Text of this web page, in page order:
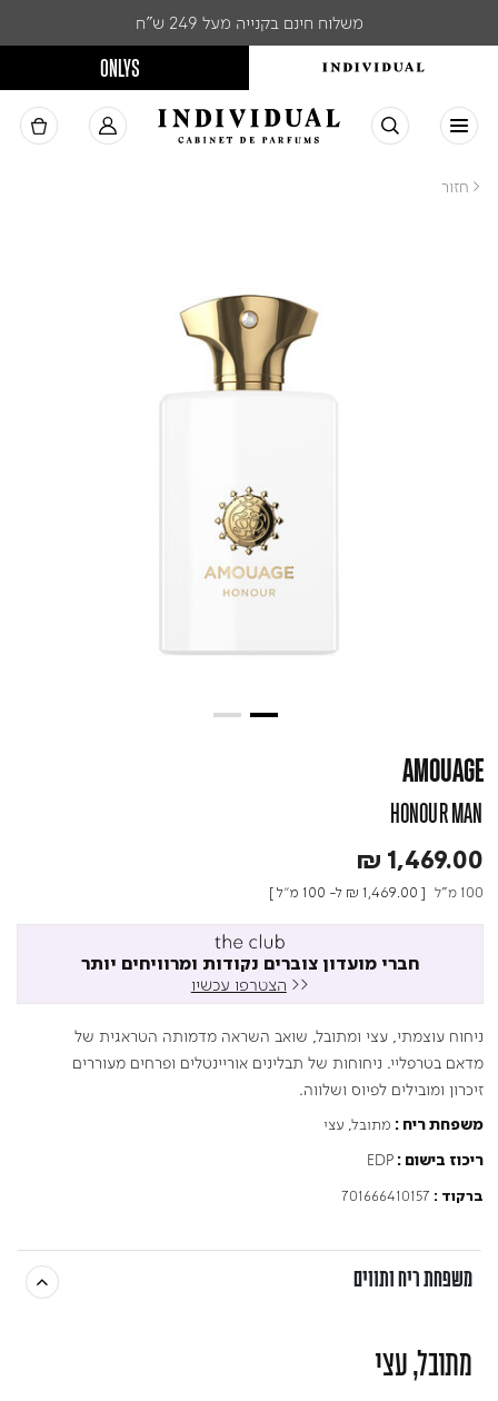
משלוח חינם בקנייה מעל 249 ש"ח
ONLYS
< חזור
AMOUAGE
HONOUR MAN
₪ 1,469.00
100 מ"ל [
₪ 1,469.00 ל- 100 מ"ל ]
חברי מועדון צוברים נקודות ומרוויחים יותר
<< הצטרפו עכשיו
ניחוח עוצמתי, עצי ומתובל, שואב השראה מדמותה הטראגית של
מדאם בטרפליי. ניחוחות של תבלינים אוריינטלים ופרחים מעוררים
זיכרון ומובילים לפיוס ושלווה.
משפחת ריח : מתובל, עצי
ריכוז בישום :EDP
ברקוד : 701666410157
משפחת ריח ותווים
מתובל, עצי